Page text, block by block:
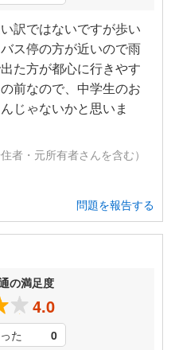
訳ではないですが歩い
ス停の方が近いので雨
た方が都心に行きやす
前なので、中学生のお
じゃないかと思いま
者・元所有者さんを含む）
問題を報告する
の満足度
4.0
た 0